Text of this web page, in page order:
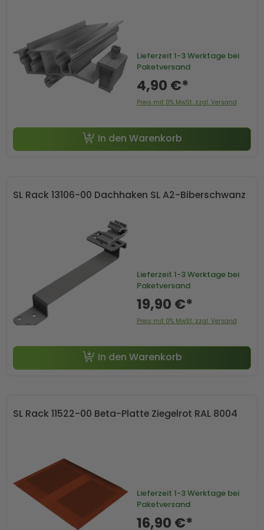
Lieferzeit 1-3 Werktage bei
Paketversand
4,90 €*
Preis mit 0% MwSt. zzgl. Versand
In den Warenkorb
SL Rack 13106-00 Dachhaken SL A2-Biberschwanz
Lieferzeit 1-3 Werktage bei
Paketversand
19,90 €*
Preis mit 0% MwSt. zzgl. Versand
In den Warenkorb
SL Rack 11522-00 Beta-Platte Ziegelrot RAL 8004
Lieferzeit 1-3 Werktage bei
Paketversand
16,90 €*